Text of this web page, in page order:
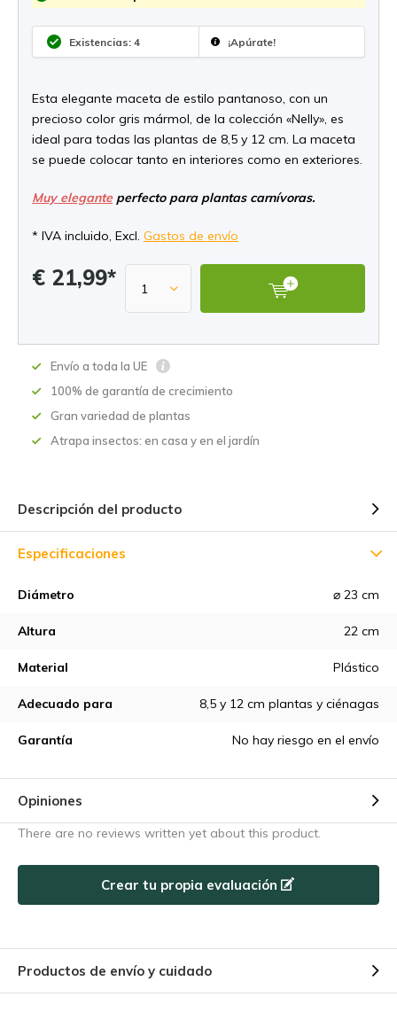
Existencias: 4 ¡Apúrate!
Esta elegante maceta de estilo pantanoso, con un
precioso color gris mármol, de la colección «Nelly», es
ideal para todas las plantas de 8,5 y 12 cm. La maceta
se puede colocar tanto en interiores como en exteriores.
Muy eleganteperfecto para plantas carnívoras.
* IVA incluido, Excl. Gastos de envío
€ 21,99*
Envío a toda la UE
100% de garantía de crecimiento
Gran variedad de plantas
Atrapa insectos: en casa y en el jardín
Descripción del producto
Especificaciones
Diámetro ⌀ 23 cm
Altura 22 cm
Material Plástico
Adecuado para 8,5 y 12 cm plantas y ciénagas
Garantía No hay riesgo en el envío
Opiniones
There are no reviews written yet about this product.
Crear tu propia evaluación
Productos de envío y cuidado